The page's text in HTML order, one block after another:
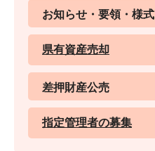
お知らせ・要領・様式
県有資産売却
差押財産公売
指定管理者の募集